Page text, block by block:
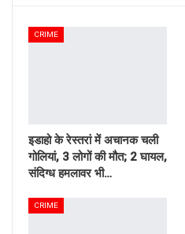
CRIME
इडाहो के रेस्तरां में अचानक चली
गोलियां, 3 लोगों की मौत; 2 घायल,
संदिग्ध हमलावर भी…
CRIME